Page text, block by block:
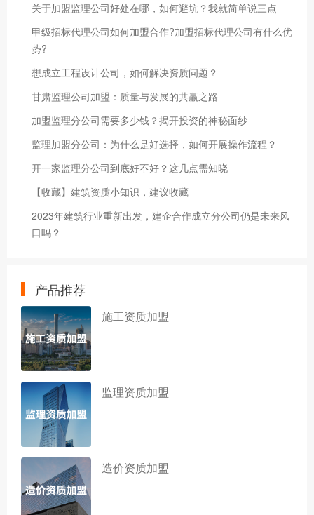
关于加盟监理公司好处在哪，如何避坑？我就简单说三点
甲级招标代理公司如何加盟合作?加盟招标代理公司有什么优
势?
想成立工程设计公司，如何解决资质问题？
甘肃监理公司加盟：质量与发展的共赢之路
加盟监理分公司需要多少钱？揭开投资的神秘面纱
监理加盟分公司：为什么是好选择，如何开展操作流程？
开一家监理分公司到底好不好？这几点需知晓
【收藏】建筑资质小知识，建议收藏
2023年建筑行业重新出发，建企合作成立分公司仍是未来风
口吗？
产品推荐
施工资质加盟
监理资质加盟
造价资质加盟